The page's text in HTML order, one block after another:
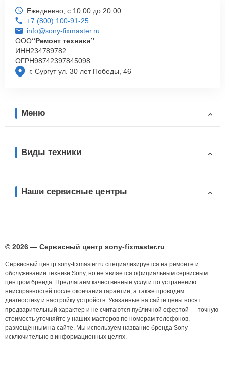
г. Сургут ул. 30 лет Победы, 46
Ежедневно, с 10:00 до 20:00
+7 (800) 100-91-25
info@sony-fixmaster.ru
ООО“Ремонт техники”
ИНН234789782
ОГРН98742397845098
Меню
Виды техники
Наши сервисные центры
© 2026 — Сервисный центр sony-fixmaster.ru
Сервисный центр sony-fixmaster.ru специализируется на ремонте и
обслуживании техники Sony, но не является официальным сервисным
центром бренда. Предлагаем качественные услуги по устранению
неисправностей после окончания гарантии, а также проводим
диагностику и настройку устройств. Указанные на сайте цены носят
предварительный характер и не считаются публичной офертой — точную
стоимость уточняйте у наших мастеров по номерам телефонов,
размещённым на сайте. Мы используем название бренда Sony
исключительно в информационных целях.